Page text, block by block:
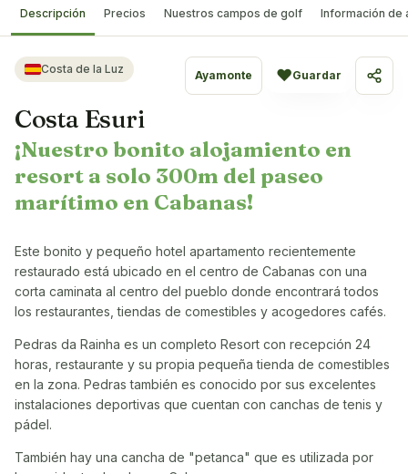
Descripción Precios Nuestros campos de golf Información de
Ayamonte ♥Guardar
Costa de la Luz
Costa Esuri
¡Nuestro bonito alojamiento en
resort a solo 300m del paseo
marítimo en Cabanas!
Este bonito y pequeño hotel apartamento recientemente
restaurado está ubicado en el centro de Cabanas con una
corta caminata al centro del pueblo donde encontrará todos
los restaurantes, tiendas de comestibles y acogedores cafés.
Pedras da Rainha es un completo Resort con recepción 24
horas, restaurante y su propia pequeña tienda de comestibles
en la zona. Pedras también es conocido por sus excelentes
instalaciones deportivas que cuentan con canchas de tenis y
pádel.
También hay una cancha de "petanca" que es utilizada por